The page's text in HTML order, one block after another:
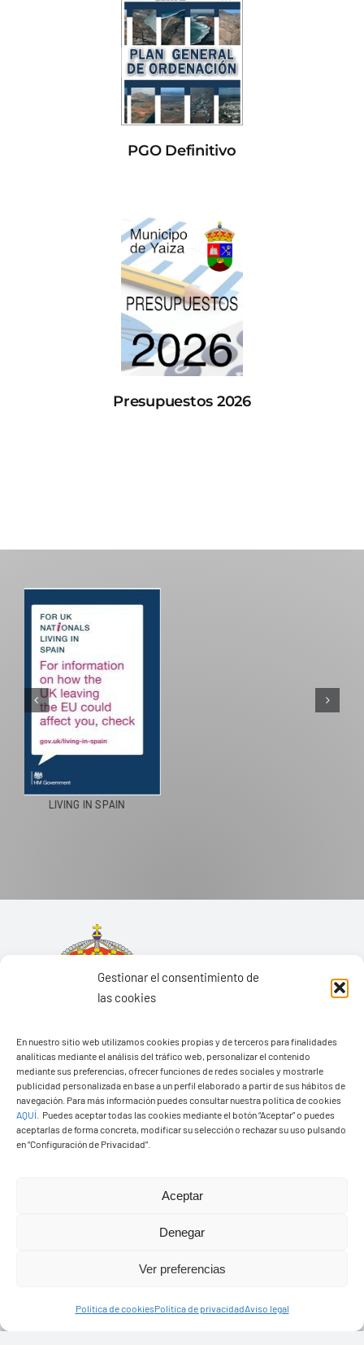
Gestionar el consentimiento de
las cookies
En nuestro sitio web utilizamos cookies propias y de terceros para finalidades
analíticas mediante el análisis del tráfico web, personalizar el contenido
mediante sus preferencias, ofrecer funciones de redes sociales y mostrarle
publicidad personalizada en base a un perfil elaborado a partir de sus hábitos de
navegación. Para más información puedes consultar nuestra política de cookies
AQUÍ
Puedes aceptar todas las cookies mediante el botón “Aceptar” o puedes
aceptarlas de forma concreta, modificar su selección o rechazar su uso pulsando
en “Configuración de Privacidad”.
Aceptar
Denegar
Ver preferencias
Política de cookiesPolítica de privacidadAviso legal
PGO Definitivo
Presupuestos 2026
PASEOS EN CAMELLO
Ayuntamiento de Yaiza
Transparencia
© Copyright2026 Ayuntamiento de Yaiza - Todos los